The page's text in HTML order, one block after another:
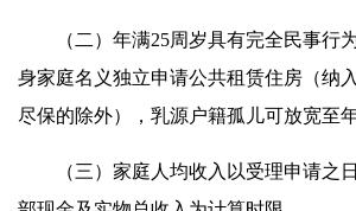
（二）年满25周岁具有完全民事行
身家庭名义独立申请公共租赁住房（纳
尽保的除外），乳源户籍孤儿可放宽至年
（三）家庭人均收入以受理申请之日